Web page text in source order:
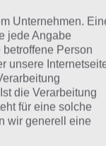
Unternehmen.
jede Angabe
Person
unsere
die Verarbeitung
für eine solche
wir generell eine